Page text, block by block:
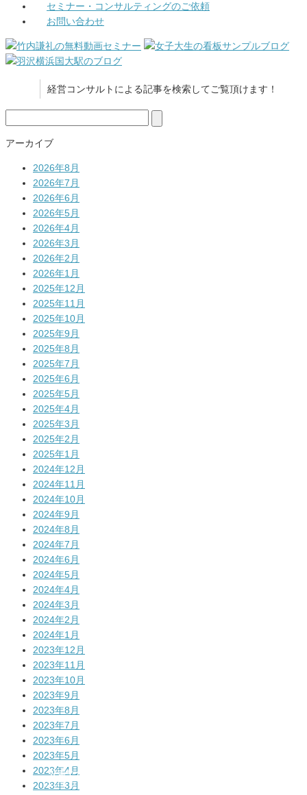
セミナー・コンサルティングのご依頼
お問い合わせ
経営コンサルトによる記事を検索してご覧頂けます！
アーカイブ
2026年8月
2026年7月
2026年6月
2026年5月
2026年4月
2026年3月
2026年2月
2026年1月
2025年12月
2025年11月
2025年10月
2025年9月
2025年8月
2025年7月
2025年6月
2025年5月
2025年4月
2025年3月
2025年2月
2025年1月
2024年12月
2024年11月
2024年10月
2024年9月
2024年8月
2024年7月
2024年6月
2024年5月
2024年4月
2024年3月
2024年2月
2024年1月
2023年12月
2023年11月
2023年10月
2023年9月
2023年8月
2023年7月
2023年6月
2023年5月
2023年4月
2023年3月
公式サイト
はコチラ!